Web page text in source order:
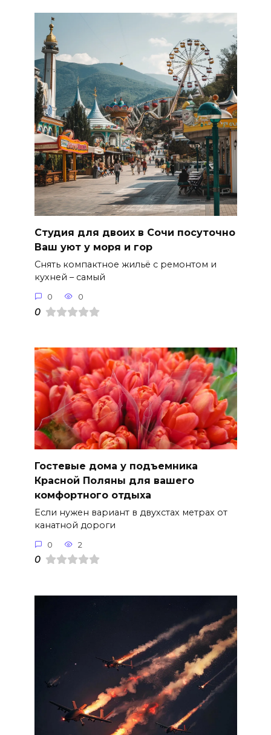
Студия для двоих в Сочи посуточно
Ваш уют у моря и гор
Снять компактное жильё с ремонтом и
кухней – самый
0 0
0
Гостевые дома у подъемника
Красной Поляны для вашего
комфортного отдыха
Если нужен вариант в двухстах метрах от
канатной дороги
0 2
0